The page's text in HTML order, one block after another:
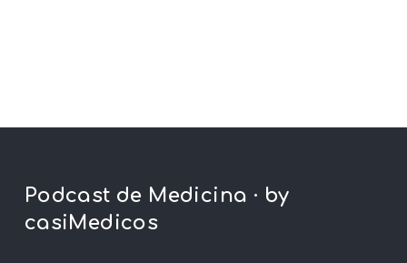
Podcast de Medicina · by
casiMedicos